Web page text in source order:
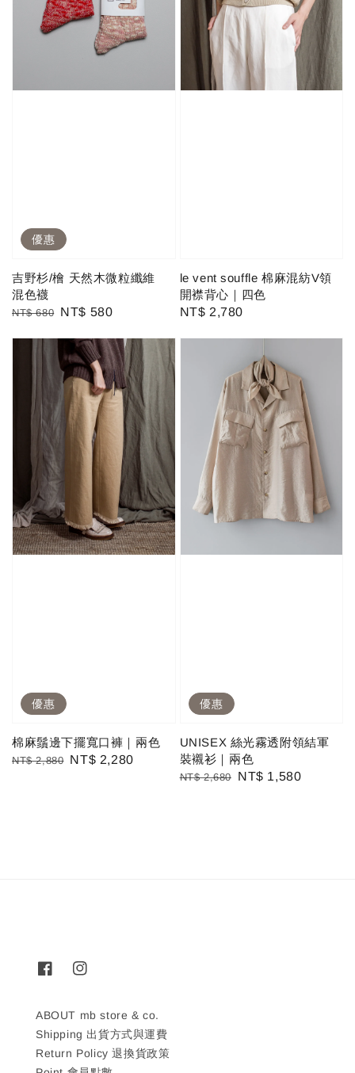
優惠
吉野杉/檜 天然木微粒纖維
混色襪
Regular
NT$ 680 Sale
NT$ 580
le vent souffle 棉麻混紡V領
開襟背心｜四色
Regular
NT$ 2,780
優惠
棉麻鬚邊下擺寬口褲｜兩色
Regular
NT$ 2,880 Sale
NT$ 2,280
優惠
UNISEX 絲光霧透附領結軍
裝襯衫｜兩色
Regular
NT$ 2,680
Sale
NT$ 1,580
ABOUT mb store & co.
Shipping 出貨方式與運費
Return Policy 退換貨政策